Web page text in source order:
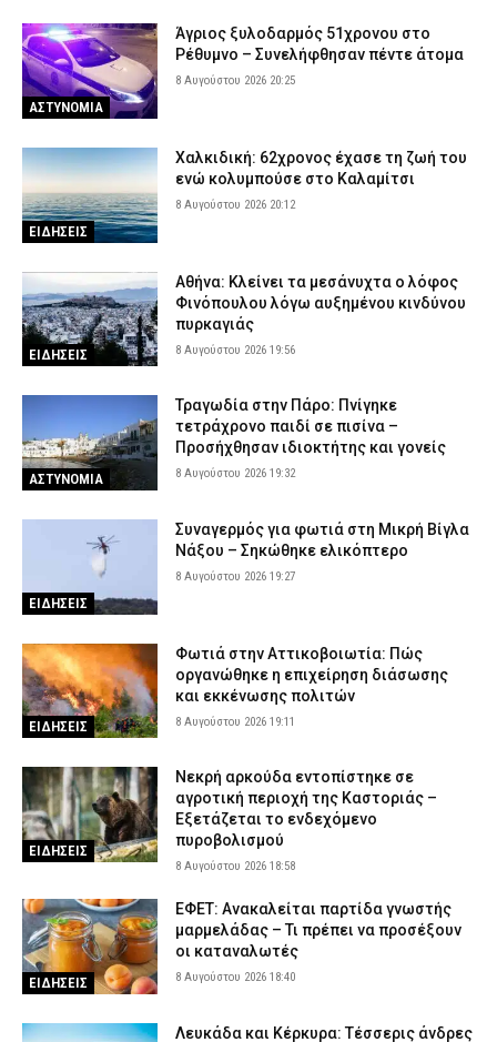
ΑΣΤΥΝΟΜΙΑ
Άγριος ξυλοδαρμός 51χρονου στο
Ρέθυμνο – Συνελήφθησαν πέντε άτομα
8 Αυγούστου 2026 20:25
ΕΙΔΗΣΕΙΣ
Χαλκιδική: 62χρονος έχασε τη ζωή του
ενώ κολυμπούσε στο Καλαμίτσι
8 Αυγούστου 2026 20:12
ΕΙΔΗΣΕΙΣ
Αθήνα: Κλείνει τα μεσάνυχτα ο λόφος
Φινόπουλου λόγω αυξημένου κινδύνου
πυρκαγιάς
8 Αυγούστου 2026 19:56
ΑΣΤΥΝΟΜΙΑ
Τραγωδία στην Πάρο: Πνίγηκε
τετράχρονο παιδί σε πισίνα –
Προσήχθησαν ιδιοκτήτης και γονείς
8 Αυγούστου 2026 19:32
ΕΙΔΗΣΕΙΣ
Συναγερμός για φωτιά στη Μικρή Βίγλα
Νάξου – Σηκώθηκε ελικόπτερο
8 Αυγούστου 2026 19:27
ΕΙΔΗΣΕΙΣ
Φωτιά στην Αττικοβοιωτία: Πώς
οργανώθηκε η επιχείρηση διάσωσης
και εκκένωσης πολιτών
8 Αυγούστου 2026 19:11
ΕΙΔΗΣΕΙΣ
Νεκρή αρκούδα εντοπίστηκε σε
αγροτική περιοχή της Καστοριάς –
Εξετάζεται το ενδεχόμενο
πυροβολισμού
8 Αυγούστου 2026 18:58
ΕΙΔΗΣΕΙΣ
ΕΦΕΤ: Ανακαλείται παρτίδα γνωστής
μαρμελάδας – Τι πρέπει να προσέξουν
οι καταναλωτές
8 Αυγούστου 2026 18:40
Λευκάδα και Κέρκυρα: Τέσσερις άνδρες